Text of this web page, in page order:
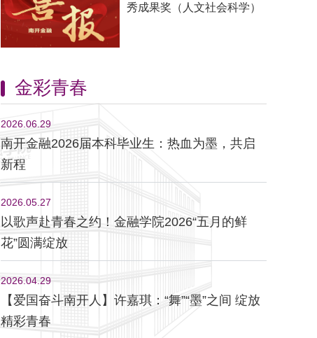
秀成果奖（人文社会科学）
金彩青春
2026.06.29
南开金融2026届本科毕业生：热血为墨，共启
新程
2026.05.27
以歌声赴青春之约！金融学院2026“五月的鲜
花”圆满绽放
2026.04.29
【爱国奋斗南开人】许嘉琪：“舞”“墨”之间 绽放
精彩青春